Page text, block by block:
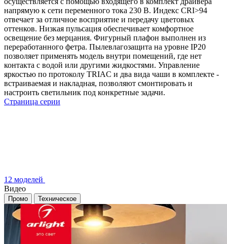
напрямую к сети переменного тока 230 В. Индекс CRI>94
отвечает за отличное восприятие и передачу цветовых
оттенков. Низкая пульсация обеспечивает комфортное
освещение без мерцания. Фигурный плафон выполнен из
переработанного фетра. Пылевлагозащита на уровне IP20
позволяет применять модель внутри помещений, где нет
контакта с водой или другими жидкостями. Управление
яркостью по протоколу TRIAC и два вида чаши в комплекте -
встраиваемая и накладная, позволяют смонтировать и
настроить светильник под конкретные задачи.
Страница серии
12 моделей
Видео
Промо Техническое